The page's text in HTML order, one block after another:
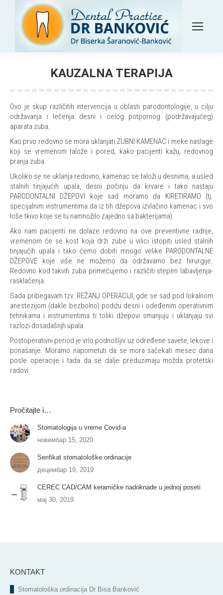
KAUZALNA TERAPIJA
Ovo je skup različitih intervencija u oblasti parodontologije, u cilju
održavanja i lečenja desni i celog potpornog (podržavajućeg)
aparata zuba.
Kao prvo redovno se mora uklanjati ZUBNI KAMENAC i meke naslage
koji se vremenom talože i pored, kako pacijenti kažu, redovnog
pranja zuba.
Ukoliko se ne uklanja redovno, kamenac se taloži u desnima, a usled
stalnih tinjajućih upala, desni počinju da krvare i tako nastaju
PARODONTALNI DŽEPOVI koje sad moramo da KIRETIRAMO (tj.
specijalnim instrumentima da iz tih džepova izvlačino kamenac i svo
loše tkivo koje se tu namnožilo zajedno sa bakterijama).
Ako nam pacijenti ne dolaze redovno na ove preventivne radnje,
vremenom će se kost koja drži zube u vilici istopiti usled stalnih
tinjajućih upala i tako ćemo dobiti mnogo velike PARODONTALNE
DŽEPOVE koje više ne možemo da održavamo bez hirurgije.
Redovno kod takvih zuba primećujemo i različiti stepen labavljenja-
rasklaćenja.
Sada pribegavam tzv. REŽANJ OPERACIJI, gde se sad pod lokalnom
anestezijom (dakle bezbolno) podižu desni i odeđenim operativnim
tehnikama i instrumentima ti toliki džepovi smanjuju i uklanjaju svi
razlozi dosadašnjh upala.
Postoperativni period je vrlo podnošljiv uz određene savete, lekove i
ponašanje. Moramo napometuti da se mora sačekati mesec dana
posle operacije i tada da se dalje preduzimaju možda protetski
radovi.
Pročitajte i…
Stomatologija u vreme Covid-a
новембар 15, 2020
Serifikat stomatološke ordinacije
децембар 19, 2019
CEREC CAD/CAM keramičke nadoknade u jednoj poseti
мај 30, 2019
KONTAKT
Stomatološka ordinacija Dr Bisa Banković